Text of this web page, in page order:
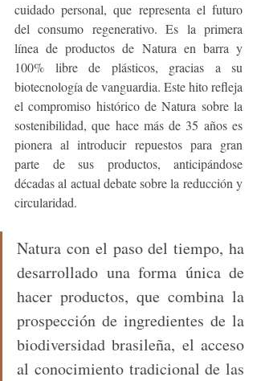
cuidado personal, que representa el futuro
del consumo regenerativo. Es la primera
línea de productos de Natura en barra y
100% libre de plásticos, gracias a su
biotecnología de vanguardia. Este hito refleja
el compromiso histórico de Natura sobre la
sostenibilidad, que hace más de 35 años es
pionera al introducir repuestos para gran
parte de sus productos, anticipándose
décadas al actual debate sobre la reducción y
circularidad.
Natura con el paso del tiempo, ha
desarrollado una forma única de
hacer productos, que combina la
prospección de ingredientes de la
biodiversidad brasileña, el acceso
al conocimiento tradicional de las